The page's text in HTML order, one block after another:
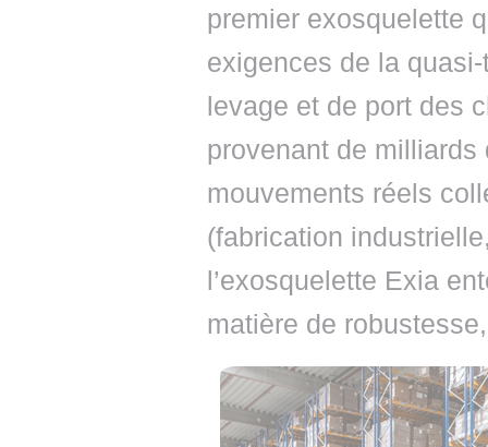
premier exosquelette
exigences de la
levage et de port des
provenant de
mouvements réels
(fabrication
l’exosquelette Exia
matière de